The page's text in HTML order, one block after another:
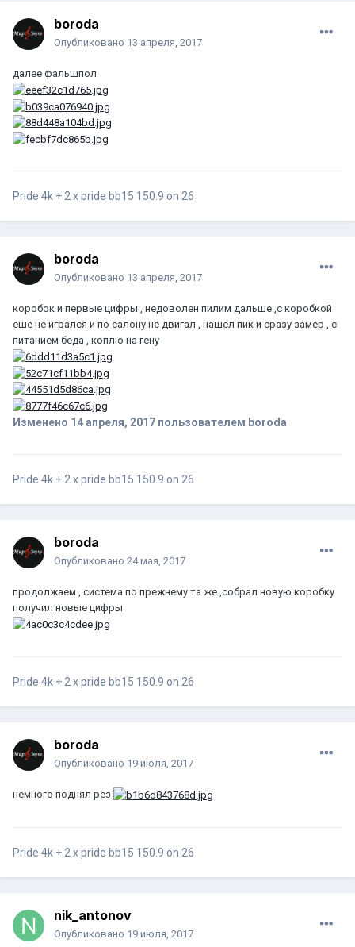
boroda
Опубликовано 13 апреля, 2017
далее фальшпол
Pride 4k + 2 x pride bb15 150.9 on 26
boroda
Опубликовано 13 апреля, 2017
коробок и первые цифры , недоволен пилим дальше ,с коробкой
еше не игрался и по салону не двигал , нашел пик и сразу замер , c
питанием беда , коплю на гену
Изменено 14 апреля, 2017 пользователем boroda
Pride 4k + 2 x pride bb15 150.9 on 26
boroda
Опубликовано 24 мая, 2017
продолжаем , система по прежнему та же ,собрал новую коробку
получил новые цифры
Pride 4k + 2 x pride bb15 150.9 on 26
boroda
Опубликовано 19 июля, 2017
немного поднял рез
Pride 4k + 2 x pride bb15 150.9 on 26
nik_antonov
Опубликовано 19 июля, 2017